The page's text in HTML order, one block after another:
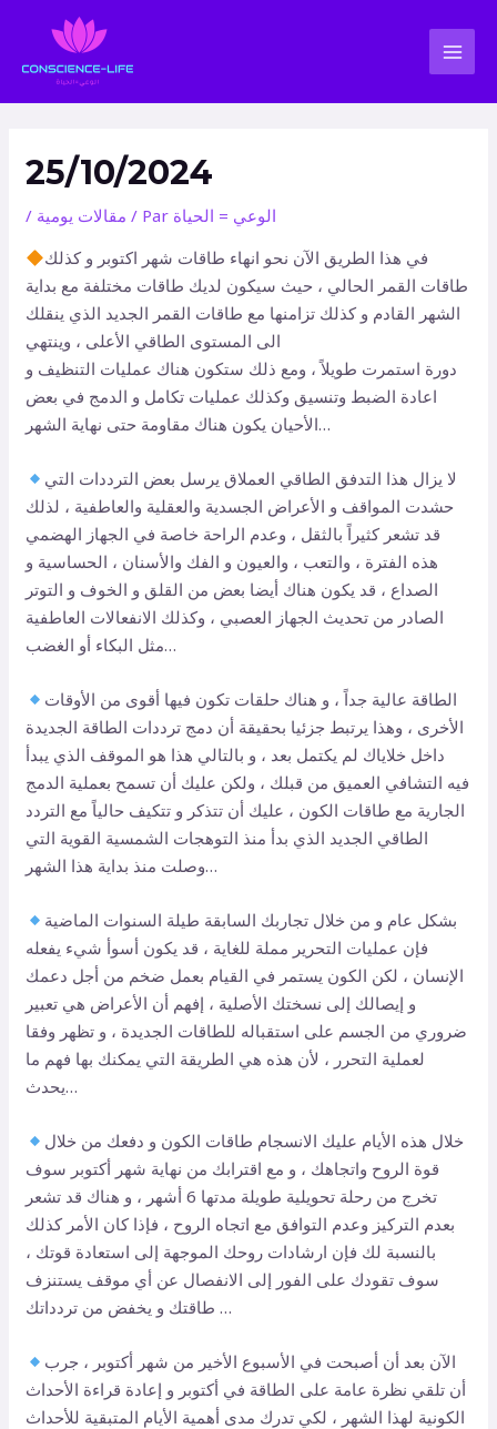
contenu
25/10/2024
/ مقالات يومية / Par الوعي = الحياة
في هذا الطريق الآن نحو انهاء طاقات شهر اكتوبر و كذلك
طاقات القمر الحالي ، حيث سيكون لديك طاقات مختلفة مع بداية
الشهر القادم و كذلك تزامنها مع طاقات القمر الجديد الذي ينقلك
الى المستوى الطاقي الأعلى ، وينتهي
دورة استمرت طويلاً ، ومع ذلك ستكون هناك عمليات التنظيف و
اعادة الضبط وتنسيق وكذلك عمليات تكامل و الدمج في بعض
الأحيان يكون هناك مقاومة حتى نهاية الشهر…
لا يزال هذا التدفق الطاقي العملاق يرسل بعض الترددات التي
حشدت المواقف و الأعراض الجسدية والعقلية والعاطفية ، لذلك
قد تشعر كثيراً بالثقل ، وعدم الراحة خاصة في الجهاز الهضمي
هذه الفترة ، والتعب ، والعيون و الفك والأسنان ، الحساسية و
الصداع ، قد يكون هناك أيضا بعض من القلق و الخوف و التوتر
الصادر من تحديث الجهاز العصبي ، وكذلك الانفعالات العاطفية
مثل البكاء أو الغضب…
الطاقة عالية جداً ، و هناك حلقات تكون فيها أقوى من الأوقات
الأخرى ، وهذا يرتبط جزئيا بحقيقة أن دمج ترددات الطاقة الجديدة
داخل خلاياك لم يكتمل بعد ، و بالتالي هذا هو الموقف الذي يبدأ
فيه التشافي العميق من قبلك ، ولكن عليك أن تسمح بعملية الدمج
الجارية مع طاقات الكون ، عليك أن تتذكر و تتكيف حالياً مع التردد
الطاقي الجديد الذي بدأ منذ التوهجات الشمسية القوية التي
وصلت منذ بداية هذا الشهر…
بشكل عام و من خلال تجاربك السابقة طيلة السنوات الماضية
فإن عمليات التحرير مملة للغاية ، قد يكون أسوأ شيء يفعله
الإنسان ، لكن الكون يستمر في القيام بعمل ضخم من أجل دعمك
و إيصالك إلى نسختك الأصلية ، إفهم أن الأعراض هي تعبير
ضروري من الجسم على استقباله للطاقات الجديدة ، و تظهر وفقا
لعملية التحرر ، لأن هذه هي الطريقة التي يمكنك بها فهم ما
يحدث…
خلال هذه الأيام عليك الانسجام طاقات الكون و دفعك من خلال
قوة الروح واتجاهك ، و مع اقترابك من نهاية شهر أكتوبر سوف
تخرج من رحلة تحويلية طويلة مدتها 6 أشهر ، و هناك قد تشعر
بعدم التركيز وعدم التوافق مع اتجاه الروح ، فإذا كان الأمر كذلك
بالنسبة لك فإن ارشادات روحك الموجهة إلى استعادة قوتك ،
سوف تقودك على الفور إلى الانفصال عن أي موقف يستنزف
طاقتك و يخفض من تردداتك …
الآن بعد أن أصبحت في الأسبوع الأخير من شهر أكتوبر ، جرب
أن تلقي نظرة عامة على الطاقة في أكتوبر و إعادة قراءة الأحداث
الكونية لهذا الشهر ، لكي تدرك مدى أهمية الأيام المتبقية للأحداث
Navigation
articles